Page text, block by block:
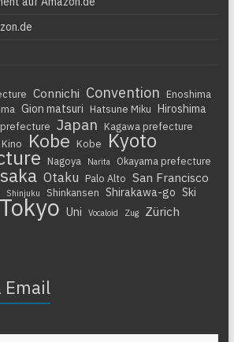
Connichi Convention Enoshima
Gion matsuri Hatsune Miku Hiroshima
Japan
Kagawa prefecture
Kino Kobe Kobe Kyoto
Nagoya Narita Okayama prefecture
Otaku Palo Alto San Francisco
Shinjuku Shinkansen Shirakawa-go Ski
Tokyo Uni Vocaloid Zug Zürich
Email